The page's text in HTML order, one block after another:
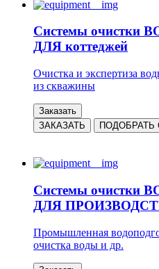
Системы очистки
ДЛЯ коттеджей
Очистка и экспертиза
из скважины
Заказать
ЗАКАЗАТЬ
ПОДОБРАТЬ
Системы очистки
ДЛЯ
Промышленная
очистка воды и др.